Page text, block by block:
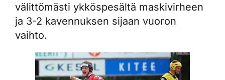
välittömästi ykköspesältä maskivirheen
ja 3-2 kavennuksen sijaan vuoron
vaihto.